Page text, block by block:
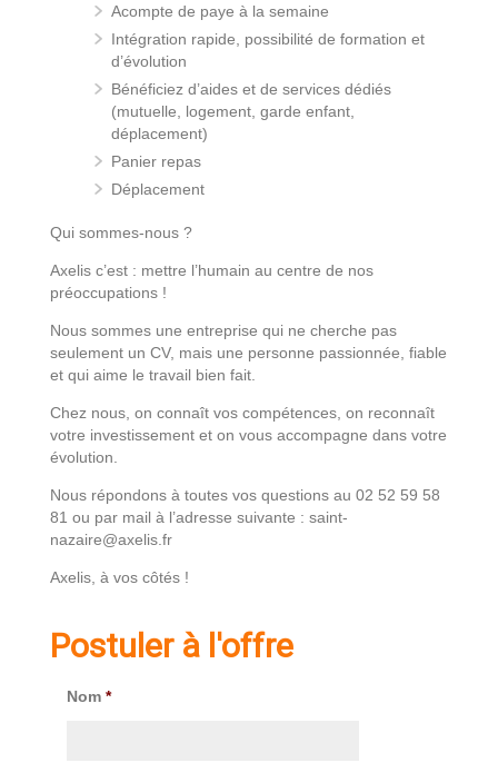
Acompte de paye à la semaine
Intégration rapide, possibilité de formation et
d’évolution
Bénéficiez d’aides et de services dédiés
(mutuelle, logement, garde enfant,
déplacement)
Panier repas
Déplacement
Qui sommes-nous ?
Axelis c’est : mettre l’humain au centre de nos
préoccupations !
Nous sommes une entreprise qui ne cherche pas
seulement un CV, mais une personne passionnée, fiable
et qui aime le travail bien fait.
Chez nous, on connaît vos compétences, on reconnaît
votre investissement et on vous accompagne dans votre
évolution.
Nous répondons à toutes vos questions au 02 52 59 58
81 ou par mail à l’adresse suivante : saint-
nazaire@axelis.fr
Axelis, à vos côtés !
Postuler à l'offre
Nom *